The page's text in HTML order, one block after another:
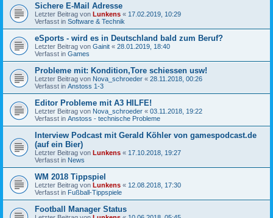
Sichere E-Mail Adresse
Letzter Beitrag von Lunkens « 17.02.2019, 10:29
Verfasst in Software & Technik
eSports - wird es in Deutschland bald zum Beruf?
Letzter Beitrag von Gainit « 28.01.2019, 18:40
Verfasst in Games
Probleme mit: Kondition,Tore schiessen usw!
Letzter Beitrag von Nova_schroeder « 28.11.2018, 00:26
Verfasst in Anstoss 1-3
Editor Probleme mit A3 HILFE!
Letzter Beitrag von Nova_schroeder « 03.11.2018, 19:22
Verfasst in Anstoss - technische Probleme
Interview Podcast mit Gerald Köhler von gamespodcast.de
(auf ein Bier)
Letzter Beitrag von Lunkens « 17.10.2018, 19:27
Verfasst in News
WM 2018 Tippspiel
Letzter Beitrag von Lunkens « 12.08.2018, 17:30
Verfasst in Fußball-Tippspiele
Football Manager Status